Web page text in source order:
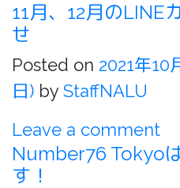
11月、12月のLINE
せ
Posted on 2021年10
日) by StaffNALU
Leave a comment
Number76 Tokyo
す！